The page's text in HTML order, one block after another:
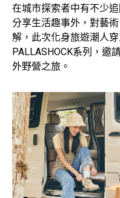
在城市探索者中有不少
分享生活趣事外，對藝
解，此次化身旅遊潮人
PALLASHOCK系列，邀
外野營之旅。